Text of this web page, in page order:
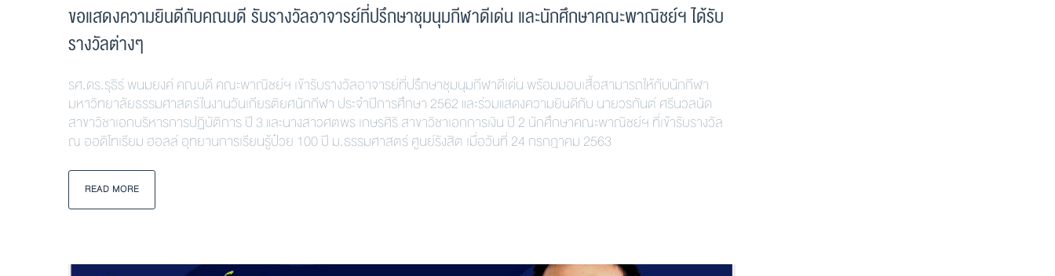
ขอแสดงความยินดีกับคณบดี รับรางวัลอาจารย์ที่ปรึกษาชุมนุมกีฬาดีเด่น และนักศึกษาคณะพาณิชย์ฯ ได้รับ
รางวัลต่างๆ
รศ.ดร.รุธิร์ พนมยงค์ คณบดี คณะพาณิชย์ฯ เข้ารับรางวัลอาจารย์ที่ปรึกษาชุมนุมกีฬาดีเด่น พร้อมมอบเสื้อสามารถให้กับนักกีฬา
มหาวิทยาลัยธรรมศาสตร์ในงานวันเกียรติยศนักกีฬา ประจำปีการศึกษา 2562 และร่วมแสดงความยินดีกับ นายวรกันต์ ศรีนวลนัด
สาขาวิชาเอกบริหารการปฏิบัติการ ปี 3 และนางสาวศตพร เกษรศิริ สาขาวิชาเอกการเงิน ปี 2 นักศึกษาคณะพาณิชย์ฯ ที่เข้ารับรางวัล
ณ ออดิโทเรียม ฮอลล์ อุทยานการเรียนรู้ป๋วย 100 ปี ม.ธรรมศาสตร์ ศูนย์รังสิต เมื่อวันที่ 24 กรกฎาคม 2563
READ MORE